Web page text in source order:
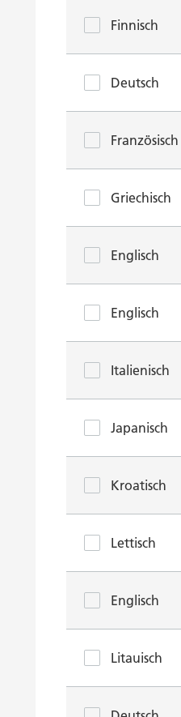
Finnisch
Deutsch
Französisch
Griechisch
Englisch
Englisch
Italienisch
Japanisch
Kroatisch
Lettisch
Englisch
Litauisch